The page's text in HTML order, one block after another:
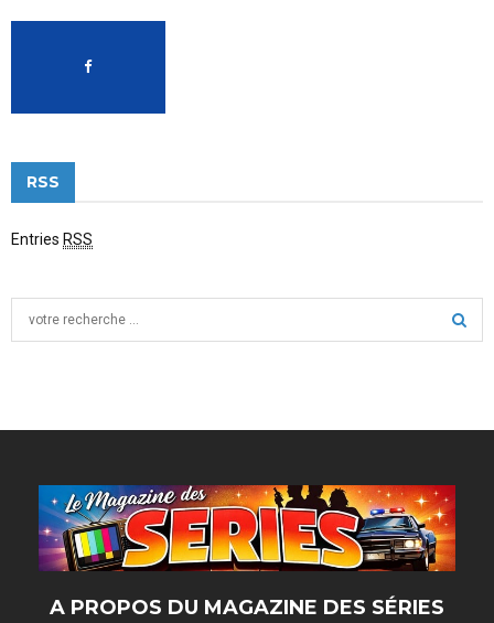
RSS
Entries RSS
C
A PROPOS DU MAGAZINE DES SÉRIES